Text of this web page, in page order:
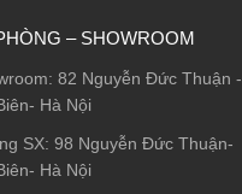
– SHOWROOM
82 Nguyễn Đức Thuận -
Hà Nội
SX: 98 Nguyễn Đức Thuận-
Hà Nội